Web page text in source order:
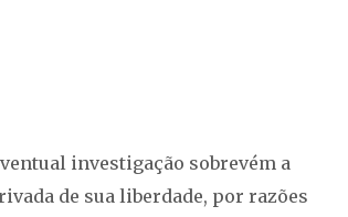
investigação sobrevém a
de sua liberdade, por razões